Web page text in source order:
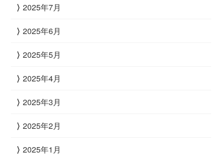
2025年7月
2025年6月
2025年5月
2025年4月
2025年3月
2025年2月
2025年1月